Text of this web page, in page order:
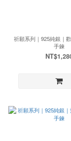
祈願系列｜925純銀｜
手鍊